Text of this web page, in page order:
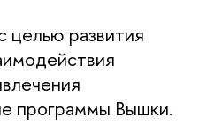
целью развития
программы Вышки.